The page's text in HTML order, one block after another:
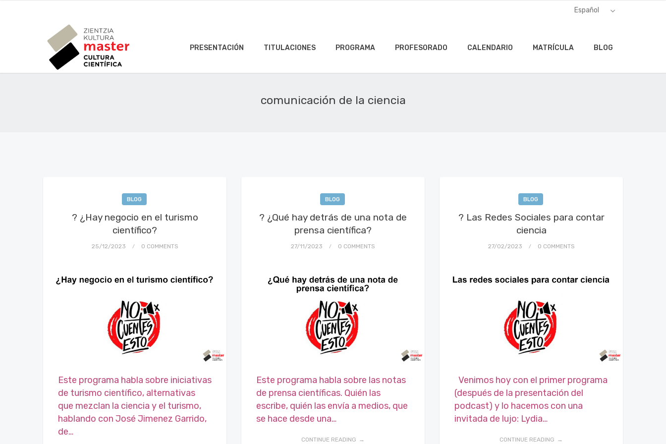
PRESENTACIÓN TITULACIONES PROGRAMA PROFESORADO CALENDARIO MATRÍCULA BLOG
comunicación de la ciencia
BLOG
? ¿Hay negocio en el turismo
científico?
25/12/2023 0 COMMENTS
Este programa habla sobre iniciativas
de turismo científico, alternativas
que mezclan la ciencia y el turismo,
hablando con José Jimenez Garrido,
de…
BLOG
? ¿Qué hay detrás de una nota de
prensa científica?
27/11/2023 0 COMMENTS
Este programa habla sobre las notas
de prensa científicas. Quién las
escribe, quién las envía a medios, que
se hace desde una…
CONTINUE READING
BLOG
? Las Redes Sociales para contar
ciencia
27/02/2023 0 COMMENTS
Venimos hoy con el primer programa
(después de la presentación del
podcast) y lo hacemos con una
invitada de lujo: Lydia…
CONTINUE READING